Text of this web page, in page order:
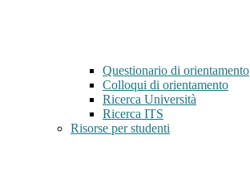
Questionario di orientamento
Colloqui di orientamento
Ricerca Università
Ricerca ITS
Risorse per studenti